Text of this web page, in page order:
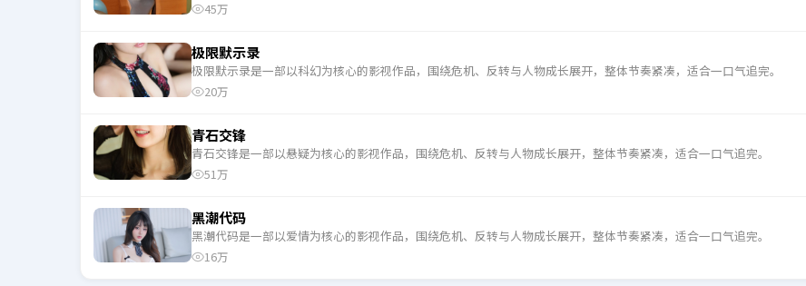
45万
极限默示录
极限默示录是一部以科幻为核心的影视作品，围绕危机、反转与人物成长展开，整体节奏紧凑，适合一口气追完。
20万
青石交锋
青石交锋是一部以悬疑为核心的影视作品，围绕危机、反转与人物成长展开，整体节奏紧凑，适合一口气追完。
51万
黑潮代码
黑潮代码是一部以爱情为核心的影视作品，围绕危机、反转与人物成长展开，整体节奏紧凑，适合一口气追完。
16万